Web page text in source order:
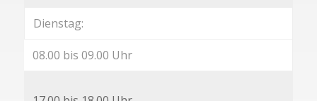
Dienstag:
08.00 bis 09.00 Uhr